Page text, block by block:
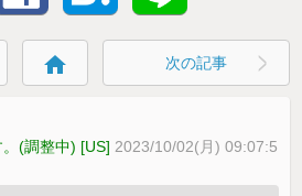
home 次の記事
(調整中) [US] 2023/10/02(月) 09:07:5